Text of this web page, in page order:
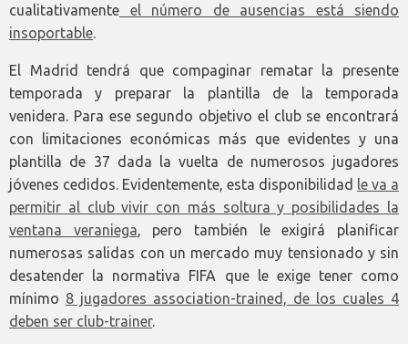
cualitativamente el número de ausencias está siendo
insoportable.
El Madrid tendrá que compaginar rematar la presente
temporada y preparar la plantilla de la temporada
venidera. Para ese segundo objetivo el club se encontrará
con limitaciones económicas más que evidentes y una
plantilla de 37 dada la vuelta de numerosos jugadores
jóvenes cedidos. Evidentemente, esta disponibilidad le va a
permitir al club vivir con más soltura y posibilidades la
ventana veraniega, pero también le exigirá planificar
numerosas salidas con un mercado muy tensionado y sin
desatender la normativa FIFA que le exige tener como
mínimo 8 jugadores association-trained, de los cuales 4
deben ser club-trainer.